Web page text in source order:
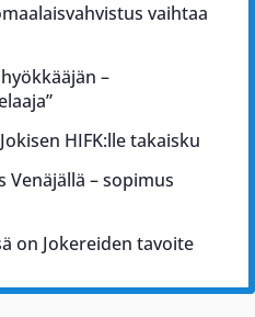
vaihtaa
–
HIFK:lle takaisku
Venäjällä – sopimus
on Jokereiden tavoite